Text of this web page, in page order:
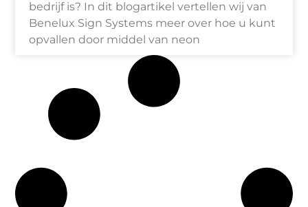
bedrijf is? In dit blogartikel vertellen wij van
Benelux Sign Systems meer over hoe u kunt
opvallen door middel van neon